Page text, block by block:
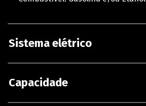
Sistema elétrico
Capacidade